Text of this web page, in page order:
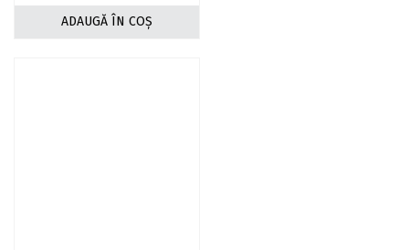
ADAUGĂ ÎN COȘ